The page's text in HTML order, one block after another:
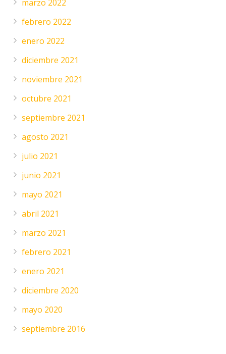
marzo 2022
febrero 2022
enero 2022
diciembre 2021
noviembre 2021
octubre 2021
septiembre 2021
agosto 2021
julio 2021
junio 2021
mayo 2021
abril 2021
marzo 2021
febrero 2021
enero 2021
diciembre 2020
mayo 2020
septiembre 2016